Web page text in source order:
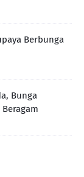
Berbunga
Bunga